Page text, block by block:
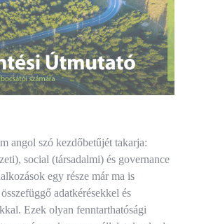
angol szó kezdőbetűjét takarja:
social (társadalmi) és governance
egy része már ma is
adatkérésekkel és
Ezek olyan fenntarthatósági